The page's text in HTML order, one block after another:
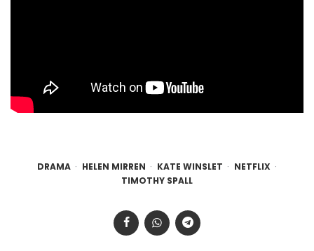
DRAMA HELEN MIRREN KATE WINSLET
NETFLIX
TIMOTHY SPALL